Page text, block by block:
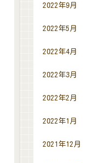
2022年9月
2022年5月
2022年4月
2022年3月
2022年2月
2022年1月
2021年12月